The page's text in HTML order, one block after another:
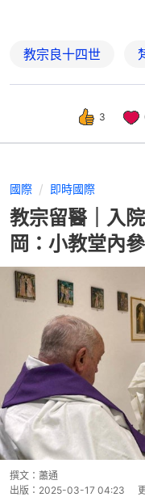
教宗良十四世
3
國際 即時國際
教宗留醫｜入
岡：小教堂內
撰文： 蕭通
出版： 2025-03-17 04:23